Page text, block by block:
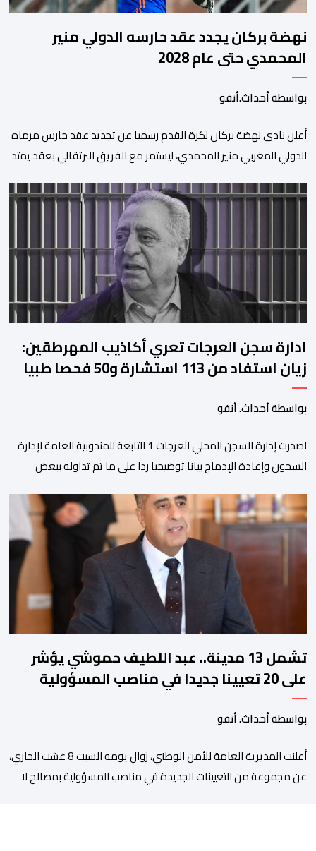
نهضة بركان يجدد عقد حارسه الدولي منير
المحمدي حتى عام 2028
بواسطة أحداث.أنفو
​أعلن نادي نهضة بركان لكرة القدم رسميا عن تجديد عقد حارس مرماه
الدولي المغربي منير المحمدي، ليستمر مع الفريق البرتقالي بعقد يمتد
على منصات التواصل الاجتماعي، مصحوبا بعبارة “الرحلة مستمرة”، في
إشارة إلى رغبة الإدارة في الحفاظ على ركائز الفريق والتعزيز من
ادارة سجن العرجات تعري أكاذيب المهرطقين:
زيان استفاد من 113 استشارة و50 فحصا طبيا
بواسطة أحداث. أنفو
اصدرت إدارة السجن المحلي العرجات 1 التابعة للمندوبية العامة لإدارة
السجون وإعادة الإدماج بيانا توضيحيا ردا على ما تم تداوله ببعض
زيان، المعتقل بالمؤسسة ذاتها، وذلك لتنوير الرأي العام بالحقائق
والمعطيات الدقيقة.واوضحت إدارة المؤسسة السجنية أن المعني
بالأمر يستفيد منذ إيداعه من تتبع طبي منتظم ومستمر وفقا […]
تشمل 13 مدينة.. عبد اللطيف حموشي يؤشر
على 20 تعيينا جديدا في مناصب المسؤولية
بمصالح الأمن الوطني
بواسطة أحداث. أنفو
أعلنت المديرية العامة للأمن الوطني، زوال يومه السبت 8 غشت الجاري،
عن مجموعة من التعيينات الجديدة في مناصب المسؤولية بمصالح لا